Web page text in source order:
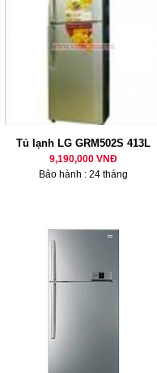
Tủ lạnh LG GRM502S 413L
9,190,000 VNĐ
Bảo hành : 24 tháng